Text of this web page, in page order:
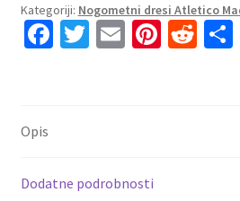
za
otroke
Tretji
Jan
Kategoriji: Nogometni dresi Atletico
Fa
k
T E Pi R S
Opis
Dodatne podrobnosti